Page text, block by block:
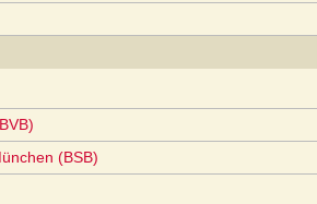
(BSB)